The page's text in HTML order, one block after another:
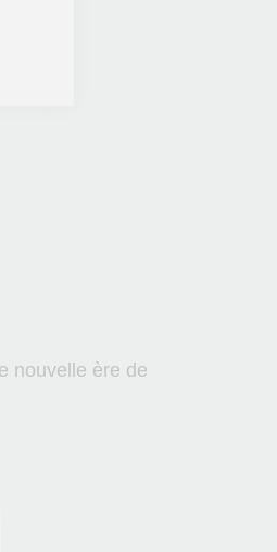
nouvelle ère de